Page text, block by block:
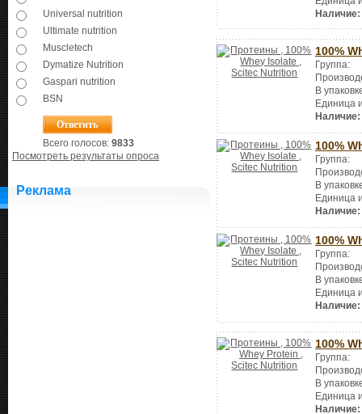
Universal nutrition
Ultimate nutrition
Muscletech
Dymatize Nutrition
Gaspari nutrition
BSN
Всего голосов: 9833
Посмотреть результаты опроса
Реклама
Наличие:
100%
Группа:
В
Единица
Наличие:
100%
Группа:
В
Единица
Наличие:
100%
Группа:
В
Единица
Наличие:
100%
Группа:
В
Единица
Наличие: